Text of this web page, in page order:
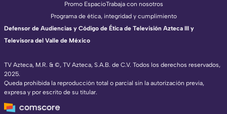
TV Azteca, M.R. & ©, TV Azteca, S.A.B. de C.V. Todos los derechos reservados,
2025.
Queda prohibida la reproducción total o parcial sin la autorización previa,
expresa y por escrito de su titular.
Promo EspacioTrabaja con nosotros
Programa de ética, integridad y cumplimiento
Defensor de Audiencias y Código de Ética de Televisión Azteca III y
Televisora del Valle de México